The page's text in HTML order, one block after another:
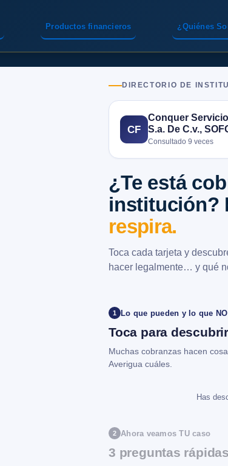
Productos financieros ¿Quiénes
DIRECTORIO DE
CF
Conquer
S.a. De C.v.,
Consultado 9 veces
¿Te está
institución?
respira.
Toca cada tarjeta y
hacer legalmente… y qué
1 Lo que pueden y lo que NO
Toca para descubrir
Muchas cobranzas hacen
Averigua cuáles.
Has
2 Ahora veamos TU caso
3 preguntas rápidas